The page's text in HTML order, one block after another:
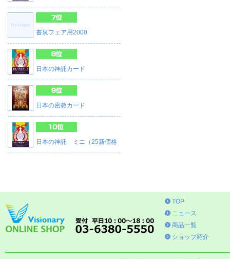
書泉フェア用2000
日本の神託カード
日本の密教カード
日本の神託 ミニ（25新価格
TOP
ニュース
商品一覧
ショップ紹介